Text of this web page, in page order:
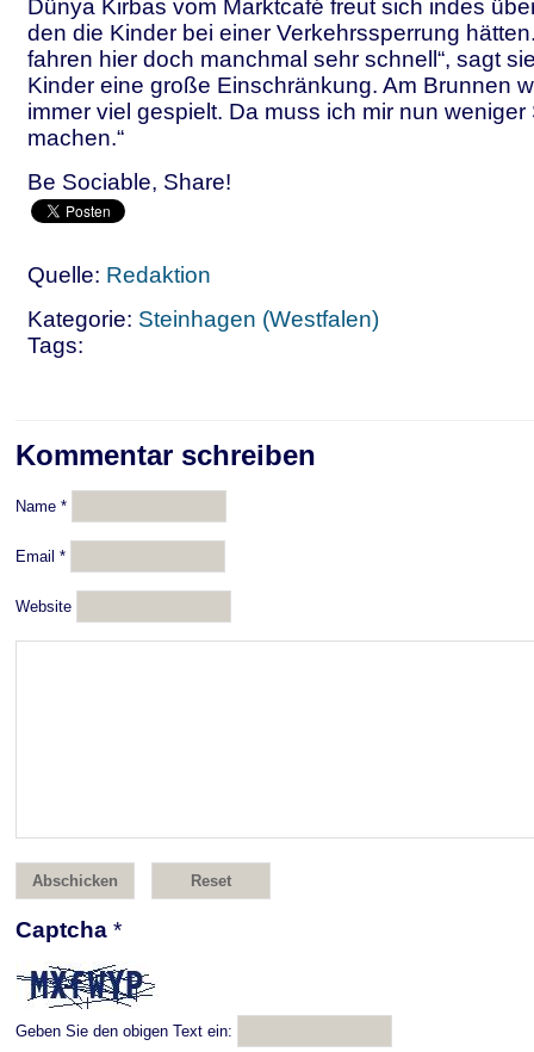
Dünya Kirbas vom Marktcafé freut sich indes
den die Kinder bei einer Verkehrssperrung
fahren hier doch manchmal sehr schnell“, sagt
Kinder eine große Einschränkung. Am Brunnen
immer viel gespielt. Da muss ich mir nun weniger
machen.“
Be Sociable, Share!
Quelle: Redaktion
Kategorie: Steinhagen (Westfalen)
Tags:
Kommentar schreiben
Name *
Email *
Website
Captcha *
Geben Sie den obigen Text ein: